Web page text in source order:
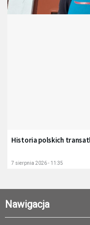
Historia polskich
7 sierpnia 2026 - 11:35
Nawigacja